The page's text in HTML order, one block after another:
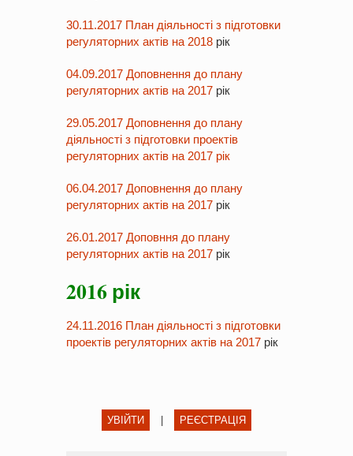
30.11.2017 План діяльності з підготовки
регуляторних актів на 2018 рік
04.09.2017 Доповнення до плану
регуляторних актів на 2017 рік
29.05.2017 Доповнення до плану
діяльності з підготовки проектів
регуляторних актів на 2017 рік
06.04.2017 Доповнення до плану
регуляторних актів на 2017 рік
26.01.2017 Доповння до плану
регуляторних актів на 2017 рік
2016 рік
24.11.2016 План діяльності з підготовки
проектів регуляторних актів на 2017 рік
УВІЙТИ РЕЄСТРАЦІЯ